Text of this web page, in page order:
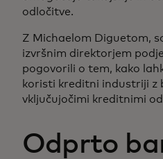
odločitve.
Z Michaelom Diguetom,
izvršnim direktorjem
pogovorili o tem, kako
koristi kreditni industriji z
vključujočimi kreditnimi
Odprto